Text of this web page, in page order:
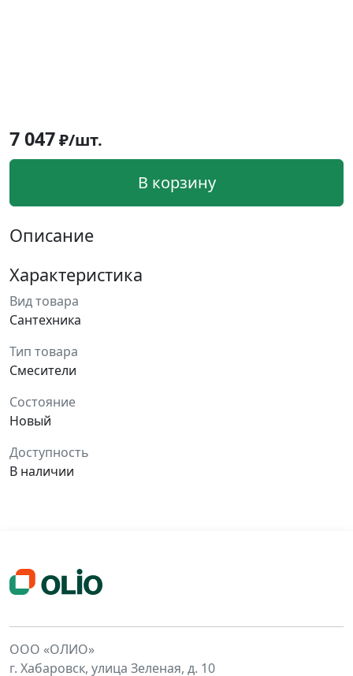
7 047₽/шт.
В корзину
Описание
Характеристика
Вид товара
Сантехника
Тип товара
Смесители
Состояние
Новый
Доступность
В наличии
ООО «ОЛИО»
г. Хабаровск, улица Зеленая, д. 10